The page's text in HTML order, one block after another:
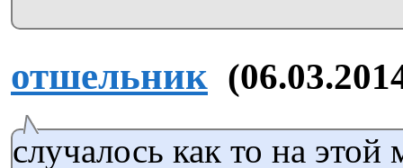
отшельник
случалось как то на